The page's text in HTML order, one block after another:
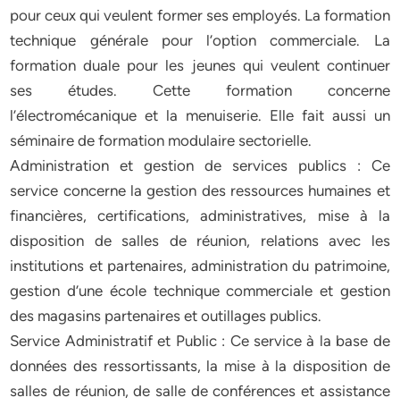
pour ceux qui veulent former ses employés. La formation
technique générale pour l’option commerciale. La
formation duale pour les jeunes qui veulent continuer
ses études. Cette formation concerne
l’électromécanique et la menuiserie. Elle fait aussi un
séminaire de formation modulaire sectorielle.
Administration et gestion de services publics : Ce
service concerne la gestion des ressources humaines et
financières, certifications, administratives, mise à la
disposition de salles de réunion, relations avec les
institutions et partenaires, administration du patrimoine,
gestion d’une école technique commerciale et gestion
des magasins partenaires et outillages publics.
Service Administratif et Public : Ce service à la base de
données des ressortissants, la mise à la disposition de
salles de réunion, de salle de conférences et assistance